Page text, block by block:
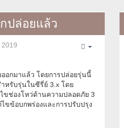
กปล่อยแล้ว
2019
ออกมาแล้ว โดยการปล่อยรุ่นนี้
หรับรุ่นในซีรี่ย์ 3.x โดย
ขช่องโหว่ด้านความปลอดภัย 3
ขข้อบกพร่องและการปรับปรุง